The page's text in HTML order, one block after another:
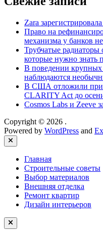
Zara
Право на
механизма у банков
Трубчатые
которые нужно знать
В поведении
наблюдаются
В США отложили
CLARITY Act до
Cosmos Labs и Zeeve
Copyright © 2026 .
Powered by WordPress and
Close
Главная
Строительные советы
Выбор материалов
Внешняя отделка
Ремонт квартир
Дизайн интерьеров